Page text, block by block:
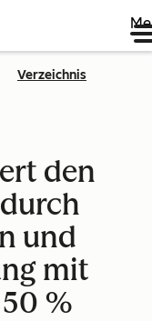
Verzeichnis
den
und
mit
%